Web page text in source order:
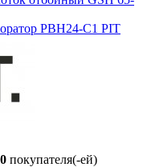
PBH24-C1 PIT
покупателя(-ей)